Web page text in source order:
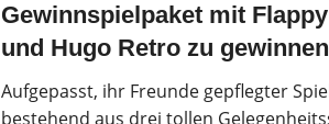
Gewinnspielpaket mit
und Hugo Retro zu gewinnen
Aufgepasst, ihr Freunde gepflegter
bestehend aus drei tollen